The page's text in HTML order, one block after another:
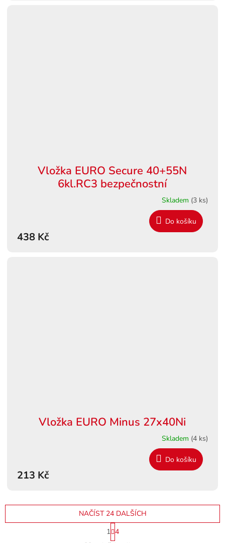
Vložka EURO Secure 40+55N
6kl.RC3 bezpečnostní
Skladem (3 ks)
438 Kč
Do košíku
Vložka EURO Minus 27x40Ni
Skladem (4 ks)
213 Kč
Do košíku
O
NAČÍST 24 DALŠÍCH
S
t
1 4